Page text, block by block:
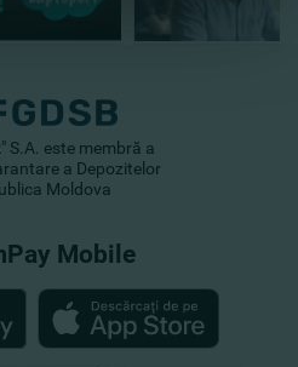
S.A. este membră a
a Depozitelor
Moldova
Mobile